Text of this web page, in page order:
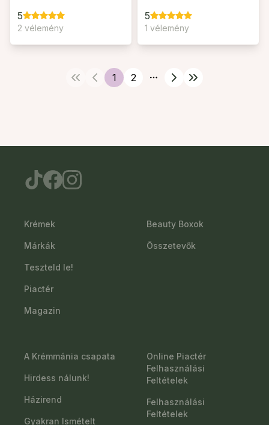
5
2 vélemény
5
1 vélemény
1 2
More pages
Krémek
Márkák
Teszteld le!
Piactér
Magazin
Beauty Boxok
Összetevők
A Krémmánia csapata
Hirdess nálunk!
Házirend
Gyakran Ismételt
Online Piactér
Felhasználási
Feltételek
Felhasználási
Feltételek